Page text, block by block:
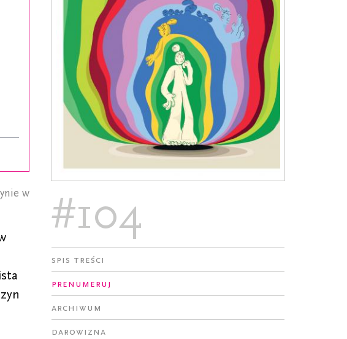
w
#104
Spis treści
Prenumeruj
Archiwum
Darowizna